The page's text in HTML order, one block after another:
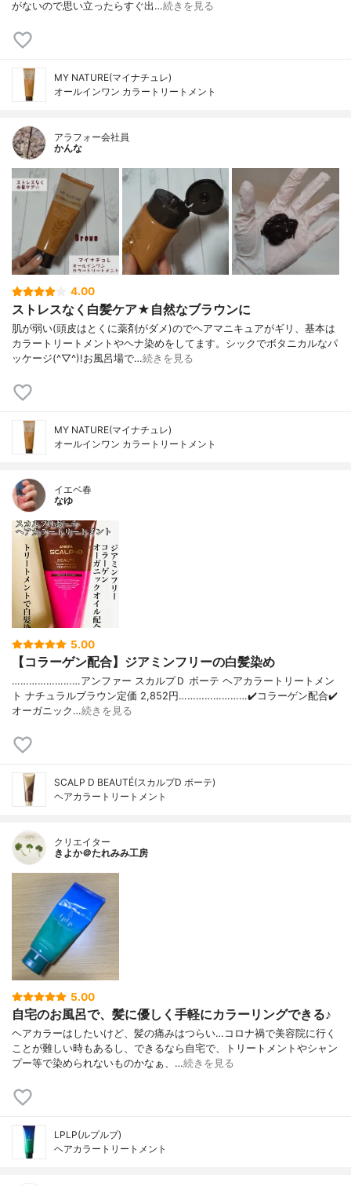
がないので思い立ったらすぐ出…続きを見る
MY NATURE(マイナチュレ)
オールインワン カラートリートメント
アラフォー会社員
かんな
4.00
ストレスなく白髪ケア★自然なブラウンに
肌が弱い(頭皮はとくに薬剤がダメ)のでヘアマニキュアがギリ、基本は
カラートリートメントやヘナ染めをしてます。シックでボタニカルなパ
ッケージ(^▽^)!お風呂場で…続きを見る
MY NATURE(マイナチュレ)
オールインワン カラートリートメント
イエベ春
なゆ
5.00
【コラーゲン配合】ジアミンフリーの白髪染め
……………………アンファー スカルプＤ ボーテ ヘアカラートリートメン
ト ナチュラルブラウン定価 2,852円……………………✔️コラーゲン配合✔️
オーガニック…続きを見る
SCALP D BEAUTÉ(スカルプD ボーテ)
ヘアカラートリートメント
クリエイター
きよか＠たれみみ工房
5.00
自宅のお風呂で、髪に優しく手軽にカラーリングできる♪
ヘアカラーはしたいけど、髪の痛みはつらい…コロナ禍で美容院に行く
ことが難しい時もあるし、できるなら自宅で、トリートメントやシャン
プー等で染められないものかなぁ、…続きを見る
LPLP(ルプルプ)
ヘアカラートリートメント